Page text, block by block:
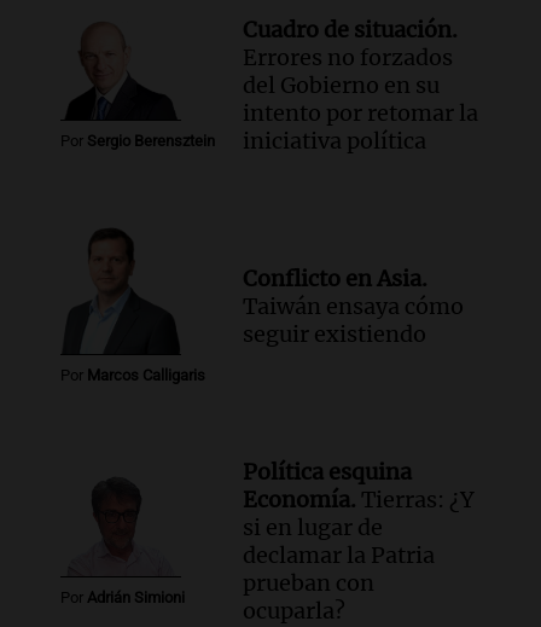
Por Sergio Berensztein
Cuadro de situación.
Errores no forzados
del Gobierno en su
intento por retomar la
iniciativa política
Por Marcos Calligaris
Conflicto en Asia.
Taiwán ensaya cómo
seguir existiendo
Por Adrián Simioni
Política esquina
Economía. Tierras: ¿Y
si en lugar de
declamar la Patria
prueban con
ocuparla?